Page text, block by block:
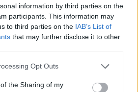
information by third parties on the
participants. This information may
to third parties on the IAB’s List of
that may further disclose it to other
app uses one or more Google
or usage behaviour. You may click to
Opt Outs
the Sharing of my